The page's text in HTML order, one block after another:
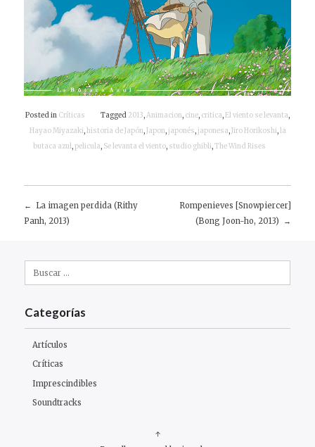
Posted in Críticas Tagged 2013,Animacion, cine, critica,El viento se levanta,
Hayao Miyazaki, historia de Japón,Japon, japonés, japonesa,Jiro Horikoshi, la
butaca azul,pelicula, Se levanta el viento, studio ghibli,The Wind Rises
Navegación
entradas
La imagen perdida (Rithy
Panh, 2013)
Rompenieves [Snowpiercer]
(Bong Joon-ho, 2013)
Buscar:
Categorías
Artículos
Críticas
Imprescindibles
Soundtracks
↑